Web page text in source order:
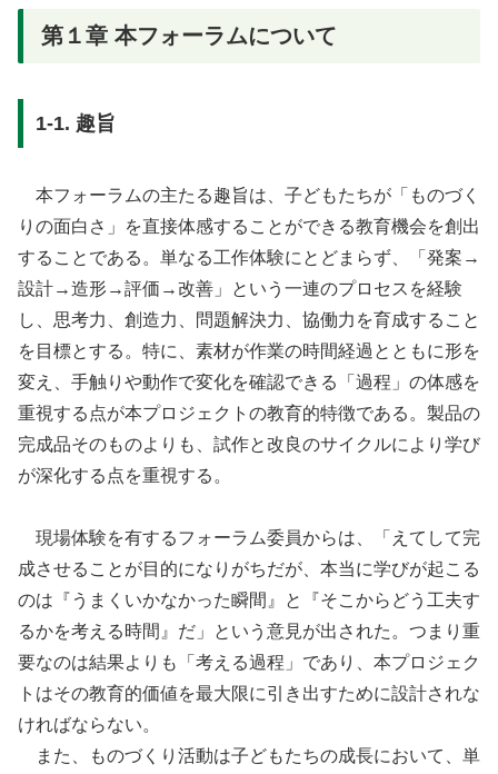
第１章 本フォーラムについて
1-1. 趣旨
本フォーラムの主たる趣旨は、子どもたちが「ものづく
りの面白さ」を直接体感することができる教育機会を創出
することである。単なる工作体験にとどまらず、「発案→
設計→造形→評価→改善」という一連のプロセスを経験
し、思考力、創造力、問題解決力、協働力を育成すること
を目標とする。特に、素材が作業の時間経過とともに形を
変え、手触りや動作で変化を確認できる「過程」の体感を
重視する点が本プロジェクトの教育的特徴である。製品の
完成品そのものよりも、試作と改良のサイクルにより学び
が深化する点を重視する。
現場体験を有するフォーラム委員からは、「えてして完
成させることが目的になりがちだが、本当に学びが起こる
のは『うまくいかなかった瞬間』と『そこからどう工夫す
るかを考える時間』だ」という意見が出された。つまり重
要なのは結果よりも「考える過程」であり、本プロジェク
トはその教育的価値を最大限に引き出すために設計されな
ければならない。
また、ものづくり活動は子どもたちの成⾧において、単